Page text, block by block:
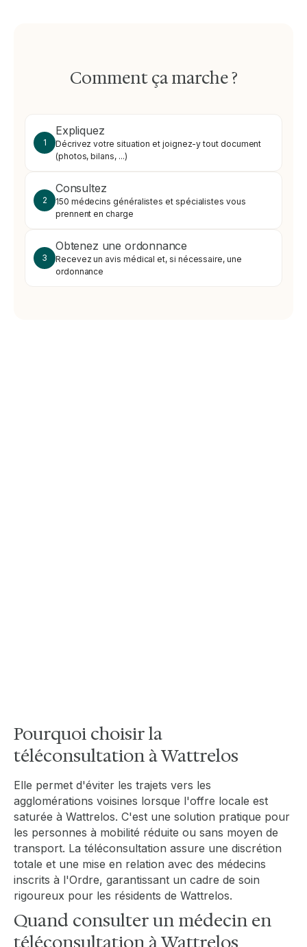
Comment ça marche ?
1
Expliquez
Décrivez votre situation et joignez-y tout document
(photos, bilans, ...)
2
Consultez
150 médecins généralistes et spécialistes vous
prennent en charge
3
Obtenez une ordonnance
Recevez un avis médical et, si nécessaire, une
ordonnance
Pourquoi choisir la
téléconsultation à Wattrelos
Elle permet d'éviter les trajets vers les
agglomérations voisines lorsque l'offre locale est
saturée à Wattrelos. C'est une solution pratique pour
les personnes à mobilité réduite ou sans moyen de
transport. La téléconsultation assure une discrétion
totale et une mise en relation avec des médecins
inscrits à l'Ordre, garantissant un cadre de soin
rigoureux pour les résidents de Wattrelos.
Quand consulter un médecin en
téléconsultation à Wattrelos